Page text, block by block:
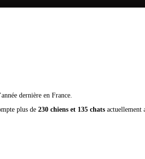
dernière en France.
plus de 230 chiens et 135 chats actuellement